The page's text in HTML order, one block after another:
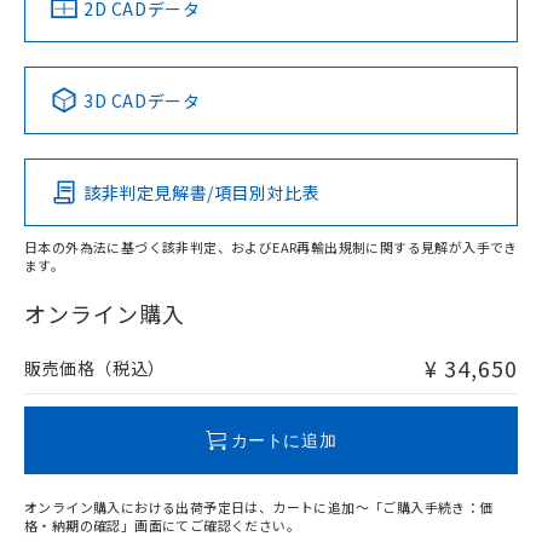
中国 RoHS 注意事項・凡例
Pb Hg Cd Cr(VI)
O
在庫等で未対応品が混在する可能性があります。
問い合わせください。
No No No No
この製品の規格認証/適合状況ページへ
その他の認証はこちらのページからご検索ください
2D CADデータ
3D CADデータ
該非判定見解書/項目別対比表
日本の外為法に基づく該非判定、およびEAR再輸出規制に関する見解が入手でき
ます。
オンライン購入
販売価格（税込） ¥ 34,650
カートに追加
オンライン購入における出荷予定日は、カートに追加～「ご購入手続き：価
格・納期の確認」画面にてご確認ください。